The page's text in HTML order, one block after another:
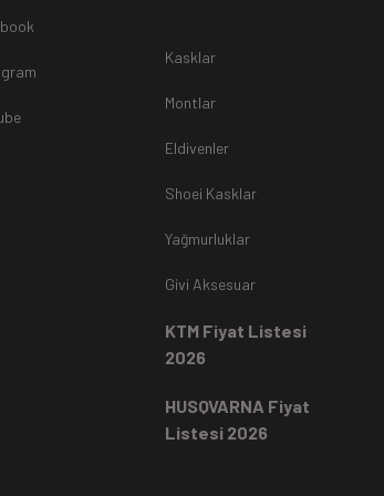
Kredi Kartı ile yapıldıysa aynı karta iade
iadelerde, ekstrenize (+) Taksit yansıtma ve
Kasklar
Montlar
Eldivenler
Shoei Kasklar
Yağmurluklar
Givi Aksesuar
KTM Fiyat Listesi
2026
HUSQVARNA Fiyat
Listesi 2026